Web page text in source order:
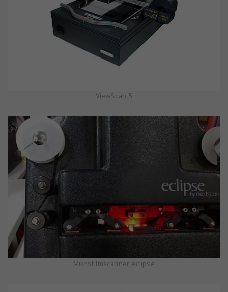
ViewScan 5
Mikrofilmscanner eclipse